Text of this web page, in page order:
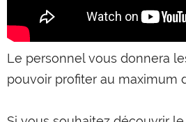
Le personnel vous donnera
pouvoir profiter au maximum